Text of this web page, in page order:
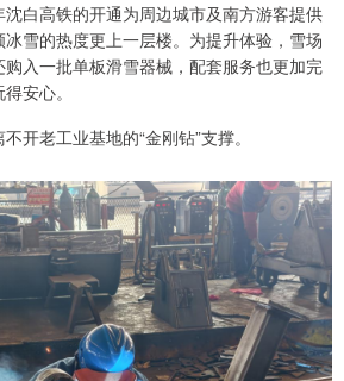
白高铁的开通为周边城市及南方游客提供
雪的热度更上一层楼。为提升体验，雪场
入一批单板滑雪器械，配套服务也更加完
安心。
开老工业基地的“金刚钻”支撑。